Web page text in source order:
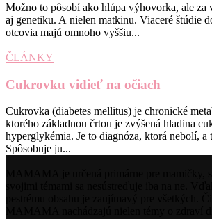
Možno to pôsobí ako hlúpa výhovorka, ale za
aj genetiku. A nielen matkinu. Viaceré štúdie
otcovia majú omnoho vyššiu...
ČLÁNKY
Cukrovku vidieť na očiach
Cukrovka (diabetes mellitus) je chronické
ktorého základnou črtou je zvýšená hladina
hyperglykémia. Je to diagnóza, ktorá nebolí, a
Spôsobuje ju...